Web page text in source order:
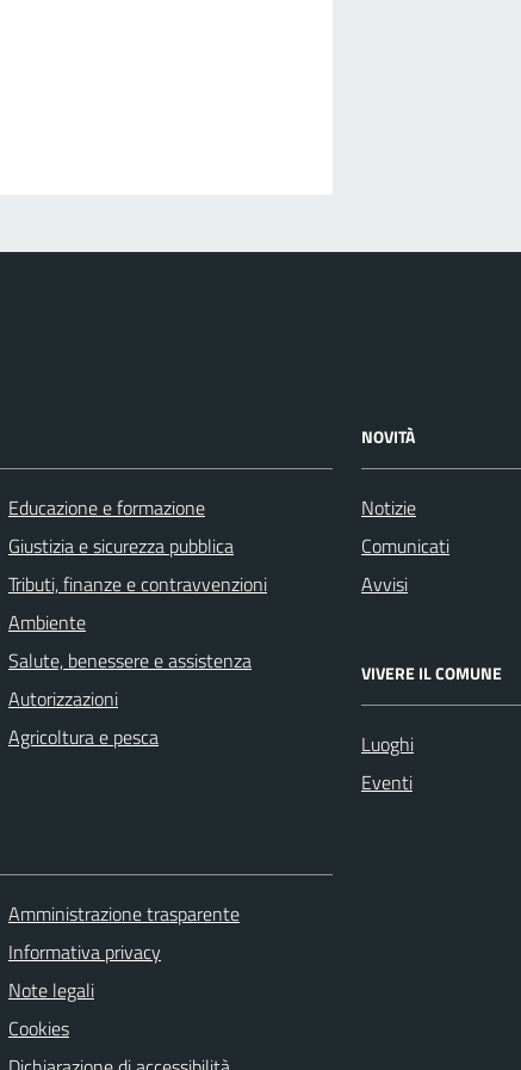
Educazione e formazione
Giustizia e sicurezza pubblica
Tributi, finanze e contravvenzioni
Ambiente
Salute, benessere e assistenza
Autorizzazioni
Agricoltura e pesca
NOVITÀ
Notizie
Comunicati
Avvisi
VIVERE IL COMUNE
Luoghi
Eventi
Amministrazione trasparente
Informativa privacy
Note legali
Cookies